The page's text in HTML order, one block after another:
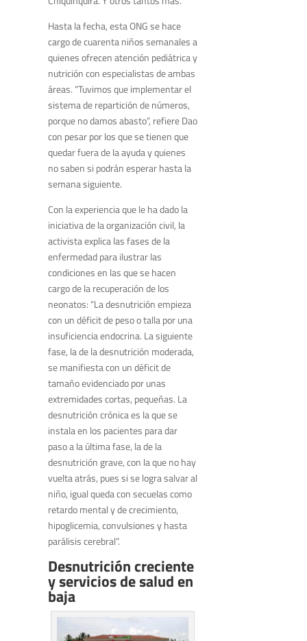
Hasta la fecha, esta ONG se hace
cargo de cuarenta niños semanales a
quienes ofrecen atención pediátrica y
nutrición con especialistas de ambas
áreas. “Tuvimos que implementar el
sistema de repartición de números,
porque no damos abasto”, refiere Dao
con pesar por los que se tienen que
quedar fuera de la ayuda y quienes
no saben si podrán esperar hasta la
semana siguiente.
Con la experiencia que le ha dado la
iniciativa de la organización civil, la
activista explica las fases de la
enfermedad para ilustrar las
condiciones en las que se hacen
cargo de la recuperación de los
neonatos: “La desnutrición empieza
con un déficit de peso o talla por una
insuficiencia endocrina. La siguiente
fase, la de la desnutrición moderada,
se manifiesta con un déficit de
tamaño evidenciado por unas
extremidades cortas, pequeñas. La
desnutrición crónica es la que se
instala en los pacientes para dar
paso a la última fase, la de la
desnutrición grave, con la que no hay
vuelta atrás, pues si se logra salvar al
niño, igual queda con secuelas como
retardo mental y de crecimiento,
hipoglicemia, convulsiones y hasta
parálisis cerebral”.
Desnutrición creciente
y servicios de salud en
baja